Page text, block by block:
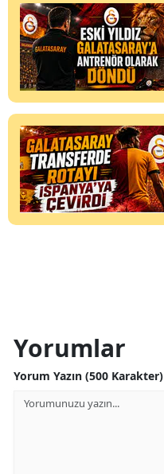
Yorumlar
Yorum Yazın (500 Karakter)